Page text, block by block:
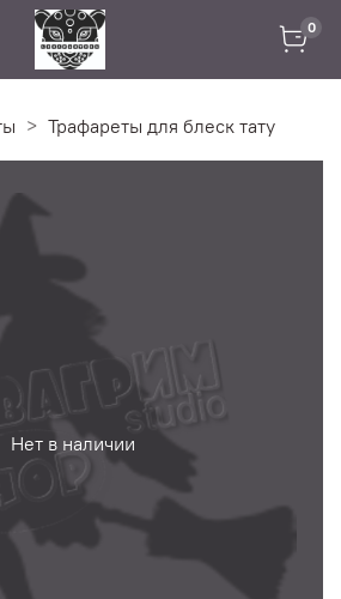
0
Трафареты для блеск тату
Нет в наличии